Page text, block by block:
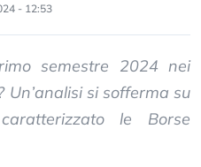
- 12:53
semestre 2024 nei
si sofferma su
le Borse